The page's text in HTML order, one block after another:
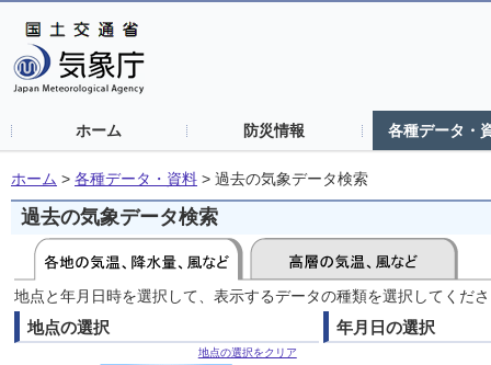
ホーム 防災情報 各種データ・
ホーム > 各種データ・資料 > 過去の気象データ検索
過去の気象データ検索
地点と年月日時を選択して、表示するデータの種類を選択してくだ
地点の選択
地点の選択をクリア
年月日の選択